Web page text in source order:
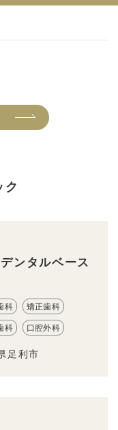
ク
ンタルベース
科 矯正歯科
科 口腔外科
足利市